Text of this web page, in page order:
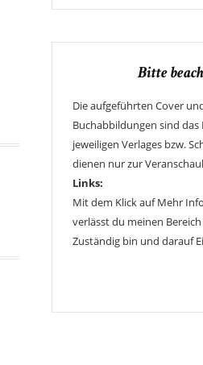
Bitte
Die aufgeführten Cover
Buchabbildungen sind das
jeweiligen Verlages bzw.
dienen nur zur
Links:
Mit dem Klick auf Mehr
verlässt du meinen
Zuständig bin und darauf